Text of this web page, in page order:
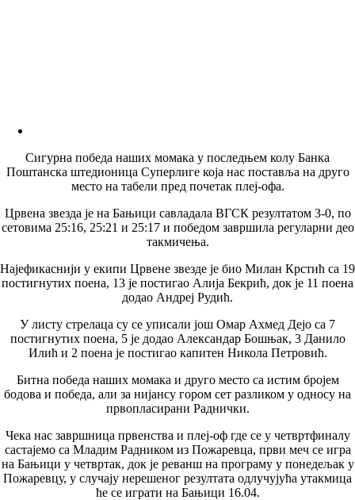
Сигурна победа наших момака у последњем колу Банка
Поштанска штедионица Суперлиге која нас поставља на друго
место на табели пред почетак плеј-офа.
Црвена звезда је на Бањици савладала ВГСК резултатом 3-0, по
сетовима 25:16, 25:21 и 25:17 и победом завршила регуларни део
такмичења.
Најефикаснији у екипи Црвене звезде је био Милан Крстић са 19
постигнутих поена, 13 је постигао Алија Бекрић, док је 11 поена
додао Андреј Рудић.
У листу стрелаца су се уписали још Омар Ахмед Дејо са 7
постигнутих поена, 5 је додао Александар Бошњак, 3 Данило
Илић и 2 поена је постигао капитен Никола Петровић.
Битна победа наших момака и друго место са истим бројем
бодова и победа, али за нијансу гором сет разликом у односу на
првопласирани Раднички.
Чека нас завршница првенства и плеј-оф где се у четвртфиналу
састајемо са Младим Радником из Пожаревца, први меч се игра
на Бањици у четвртак, док је реванш на програму у понедељак у
Пожаревцу, у случају нерешеног резултата одлучујућа утакмица
ће се играти на Бањици 16.04.